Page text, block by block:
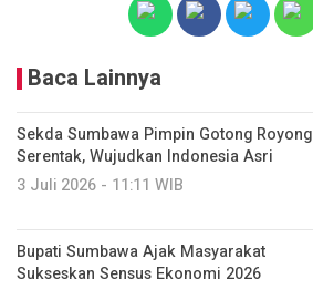
Baca Lainnya
Sekda Sumbawa Pimpin Gotong Royong
Serentak, Wujudkan Indonesia Asri
3 Juli 2026 - 11:11 WIB
Bupati Sumbawa Ajak Masyarakat
Sukseskan Sensus Ekonomi 2026